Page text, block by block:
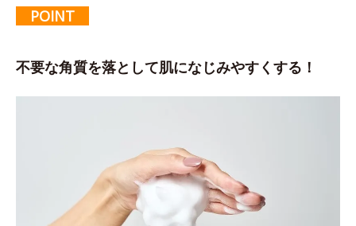
POINT
不要な角質を落として肌になじみやすくする！